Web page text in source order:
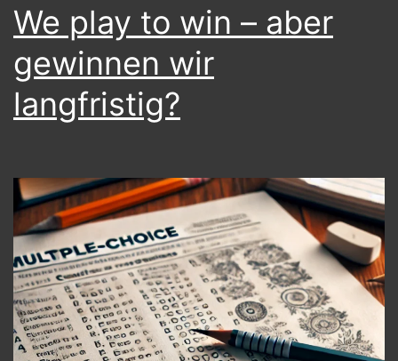
We play to win – aber
gewinnen wir
langfristig?